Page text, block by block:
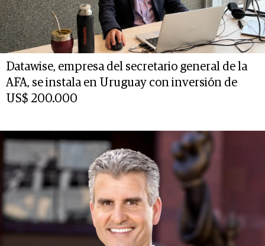
Datawise, empresa del secretario general de la
AFA, se instala en Uruguay con inversión de
US$ 200.000